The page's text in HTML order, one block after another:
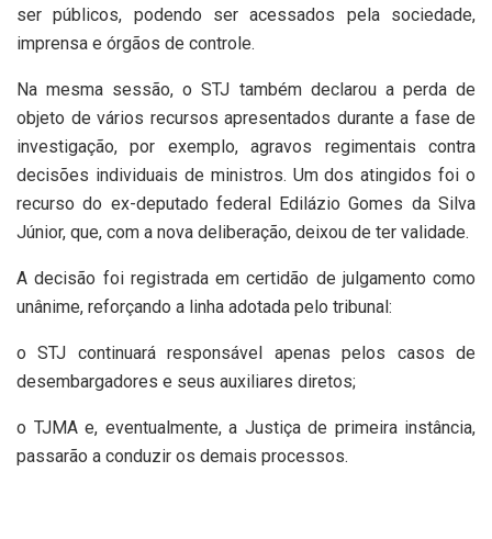
ser públicos, podendo ser acessados pela sociedade,
imprensa e órgãos de controle.
Na mesma sessão, o STJ também declarou a perda de
objeto de vários recursos apresentados durante a fase de
investigação, por exemplo, agravos regimentais contra
decisões individuais de ministros. Um dos atingidos foi o
recurso do ex-deputado federal Edilázio Gomes da Silva
Júnior, que, com a nova deliberação, deixou de ter validade.
A decisão foi registrada em certidão de julgamento como
unânime, reforçando a linha adotada pelo tribunal:
o STJ continuará responsável apenas pelos casos de
desembargadores e seus auxiliares diretos;
o TJMA e, eventualmente, a Justiça de primeira instância,
passarão a conduzir os demais processos.